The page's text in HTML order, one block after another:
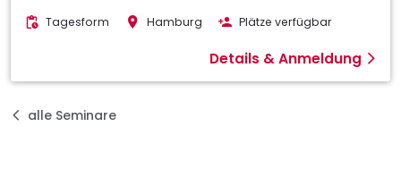
Tagesform Hamburg Plätze verfügbar
Details & Anmeldung
alle Seminare